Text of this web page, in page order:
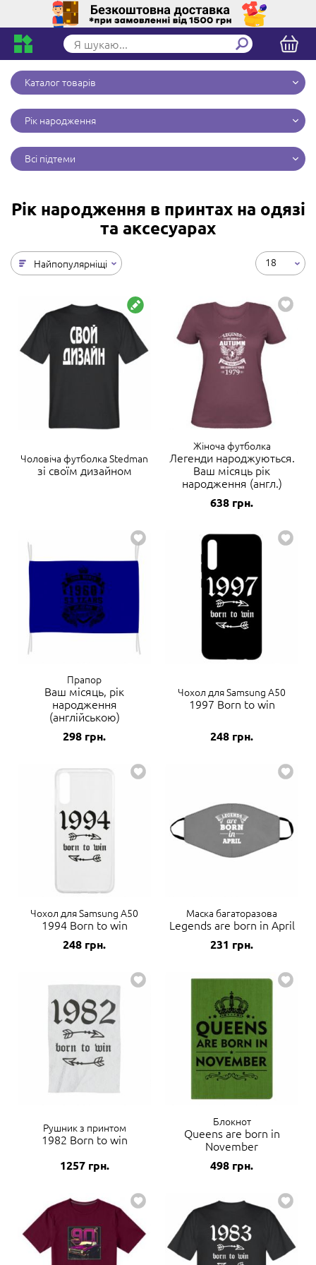
Каталог товарів
Рік народження
Всі підтеми
Рік народження в принтах на одязі
та аксесуарах
Найпопулярніщі 18
Чоловіча футболка Stedman
зі своїм дизайном
Жіноча футболка
Легенди народжуються.
Ваш місяць рік
народження (англ.)
638 грн.
Прапор
Ваш місяць, рік
народження
(англійською)
298 грн.
Чохол для Samsung A50
1997 Born to win
248 грн.
Чохол для Samsung A50
1994 Born to win
248 грн.
Маска багаторазова
Legends are born in April
231 грн.
Рушник з принтом
1982 Born to win
1257грн.
Блокнот
Queens are born in
November
498 грн.